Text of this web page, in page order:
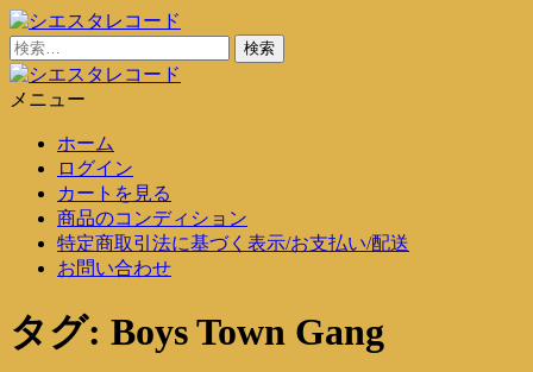
コ
ン
テ
ン
シエスタレコード
中古レコード通販
検
索:
メニュー
ホーム
ログイン
カートを見る
商品のコンディション
特定商取引法に基づく表示/お支払い/配送
お問い合わせ
タグ: Boys Town Gang